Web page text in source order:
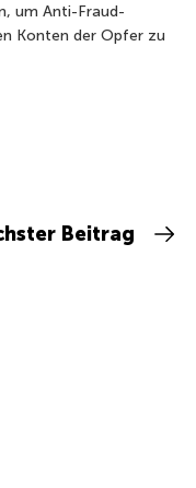
um Anti-Fraud-
Konten der Opfer zu
Beitrag